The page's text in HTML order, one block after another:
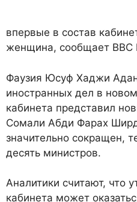
впервые в состав
женщина, сообщает BBC
Фаузия Юсуф Хаджи
иностранных дел в
кабинета представил
Сомали Абди Фарах
значительно сокращен,
десять министров.
Аналитики считают, что
кабинета может